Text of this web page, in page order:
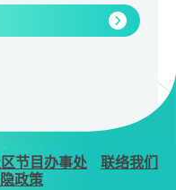
节目办事处
联络我们
政策